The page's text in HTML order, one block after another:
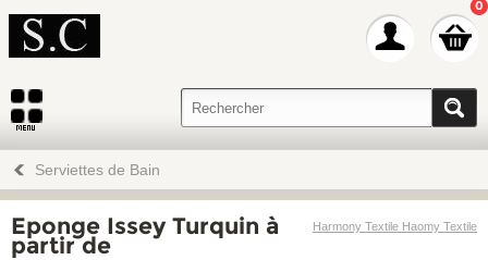
0
Serviettes de Bain
Harmony Textile Haomy Textile
Eponge Issey Turquin à
partir de